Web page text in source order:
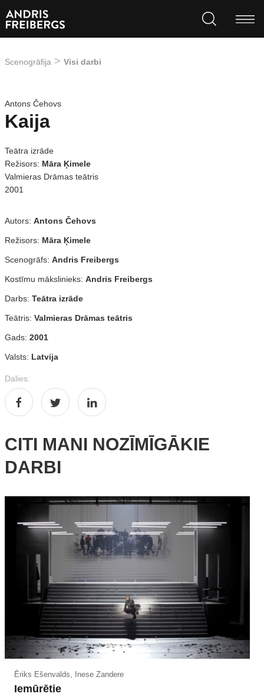
Scenogrāfija Visi darbi
Antons Čehovs
Kaija
Teātra izrāde
Režisors: Māra Ķimele
Valmieras Drāmas teātris
2001
Autors: Antons Čehovs
Režisors: Māra Ķimele
Scenogrāfs: Andris Freibergs
Kostīmu mākslinieks: Andris Freibergs
Darbs: Teātra izrāde
Teātris: Valmieras Drāmas teātris
Gads: 2001
Valsts: Latvija
Dalies:
CITI MANI NOZĪMĪGĀKIE
DARBI
Ēriks Ešenvalds, Inese Zandere
Iemūrētie